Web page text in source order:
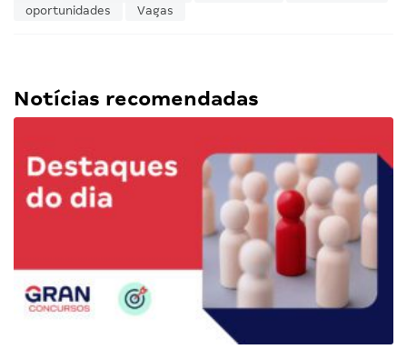
oportunidades Vagas
Notícias recomendadas